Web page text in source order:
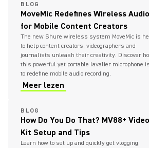
BLOG
MoveMic Redefines Wireless Audio
for Mobile Content Creators
The new Shure wireless system MoveMic is
to help content creators, videographers and
journalists unleash their creativity. Discover
this powerful yet portable lavalier microphone
to redefine mobile audio recording.
Meer lezen
BLOG
How Do You Do That? MV88+ Video
Kit Setup and Tips
Learn how to set up and quickly get vlogging,